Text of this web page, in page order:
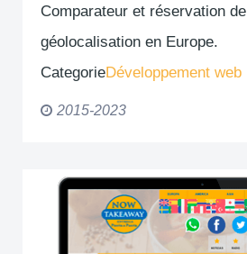
Comparateur et réservation
géolocalisation en Europe.
CategorieDéveloppement web
2015-2023